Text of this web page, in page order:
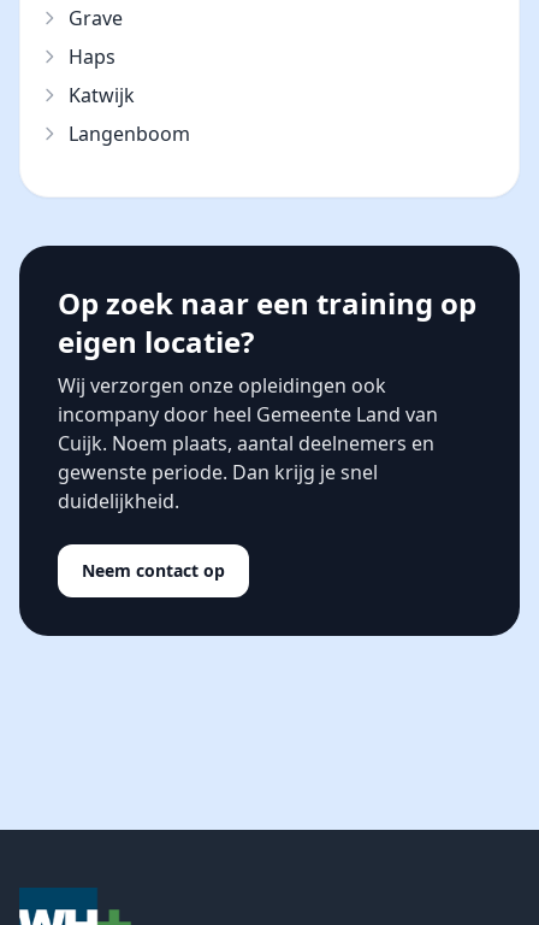
Grave
Haps
Katwijk
Langenboom
Op zoek naar een training op
eigen locatie?
Wij verzorgen onze opleidingen ook
incompany door heel Gemeente Land van
Cuijk. Noem plaats, aantal deelnemers en
gewenste periode. Dan krijg je snel
duidelijkheid.
Neem contact op